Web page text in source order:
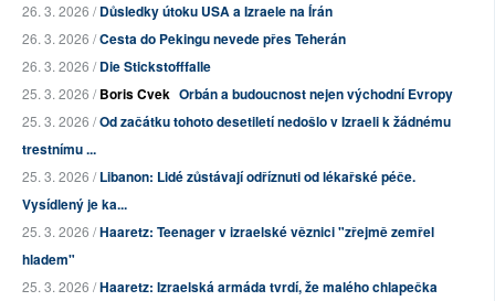
26. 3. 2026 /Důsledky útoku USA a Izraele na Írán
26. 3. 2026 /Cesta do Pekingu nevede přes Teherán
26. 3. 2026 /Die Stickstofffalle
25. 3. 2026 /Boris Cvek Orbán a budoucnost nejen východní Evropy
25. 3. 2026 /Od začátku tohoto desetiletí nedošlo v Izraeli k žádnému
trestnímu ...
25. 3. 2026 /Libanon: Lidé zůstávají odříznuti od lékařské péče.
Vysídlený je ka...
25. 3. 2026 /Haaretz: Teenager v izraelské věznici "zřejmě zemřel
hladem"
25. 3. 2026 /Haaretz: Izraelská armáda tvrdí, že malého chlapečka